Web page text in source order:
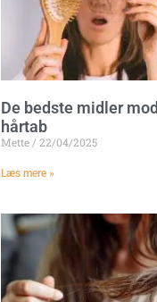
De bedste midler mod
hårtab
Mette 22/04/2025
Læs mere »